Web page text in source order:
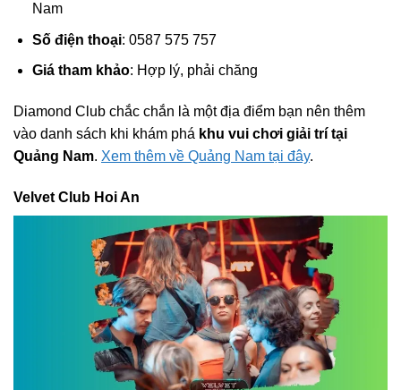
Nam
Số điện thoại: 0587 575 757
Giá tham khảo: Hợp lý, phải chăng
Diamond Club chắc chắn là một địa điểm bạn nên thêm
vào danh sách khi khám phá khu vui chơi giải trí tại
Quảng Nam. Xem thêm về Quảng Nam tại đây.
Velvet Club Hoi An